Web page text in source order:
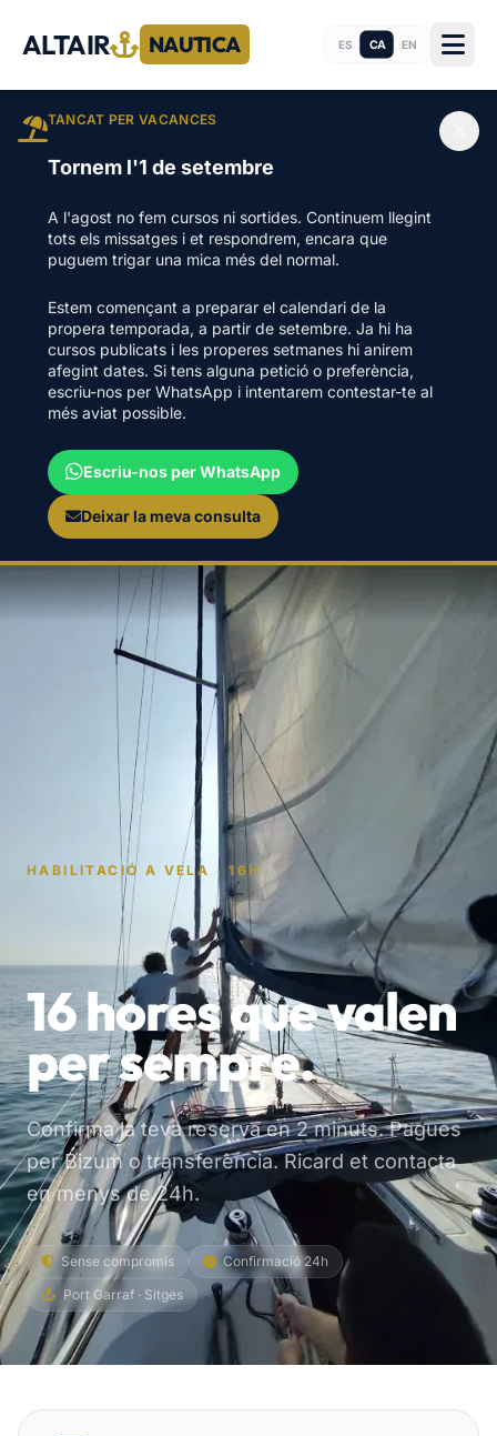
ALTAIR NAUTICA ES CA EN
TANCAT PER VACANCES
Tornem l'1 de setembre
A l'agost no fem cursos ni sortides. Continuem llegint
tots els missatges i et respondrem, encara que
puguem trigar una mica més del normal.
Estem començant a preparar el calendari de la
propera temporada, a partir de setembre. Ja hi ha
cursos publicats i les properes setmanes hi anirem
afegint dates. Si tens alguna petició o preferència,
escriu-nos per WhatsApp i intentarem contestar-te al
més aviat possible.
Escriu-nos per WhatsApp
Deixar la meva consulta
HABILITACIÓ A VELA · 16H
16 hores que valen
per sempre.
Confirma la teva reserva en 2 minuts. Pagues
per Bizum o transferència. Ricard et contacta
en menys de 24h.
Sense compromís
Confirmació 24h
Port Garraf · Sitges